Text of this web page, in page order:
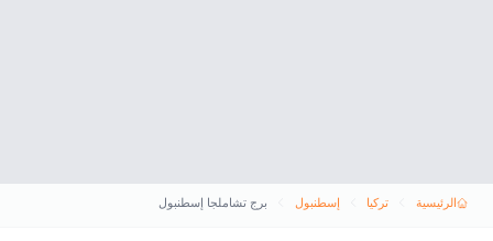
الرئيسية تركيا إسطنبول برج تشاملجا إسطنبول